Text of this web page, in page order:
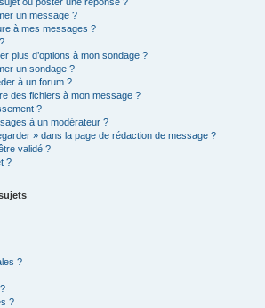
un message ?
à mes messages ?
plus d’options à mon sondage ?
un sondage ?
à un forum ?
des fichiers à mon message ?
?
à un modérateur ?
» dans la page de rédaction de message ?
validé ?
?
?
?